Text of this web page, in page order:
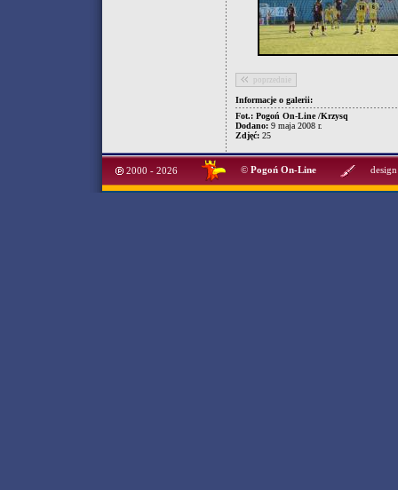
poprzednie
Informacje o galerii:
Fot.: Pogoń On-Line /Krzysq
Dodano: 9 maja 2008 r.
Zdjęć: 25
2000 - 2026 © Pogoń On-Line